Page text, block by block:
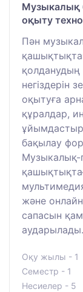
Музыкалық
оқыту
Пән
негіздерін
оқытуға
құралдар,
бақылау
Музыкалық-
және
сапасын
аударылады.
Оқу жылы - 1
Семестр - 1
Несиелер - 5